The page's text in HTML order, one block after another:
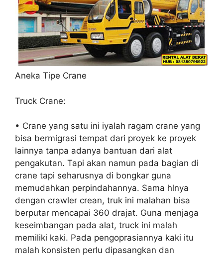
Aneka Tipe Crane
Truck Crane:
• Crane yang satu ini iyalah ragam crane yang
bisa bermigrasi tempat dari proyek ke proyek
lainnya tanpa adanya bantuan dari alat
pengakutan. Tapi akan namun pada bagian di
crane tapi seharusnya di bongkar guna
memudahkan perpindahannya. Sama hlnya
dengan crawler crean, truk ini malahan bisa
berputar mencapai 360 drajat. Guna menjaga
keseimbangan pada alat, truck ini malah
memiliki kaki. Pada pengoprasiannya kaki itu
malah konsisten perlu dipasangkan dan